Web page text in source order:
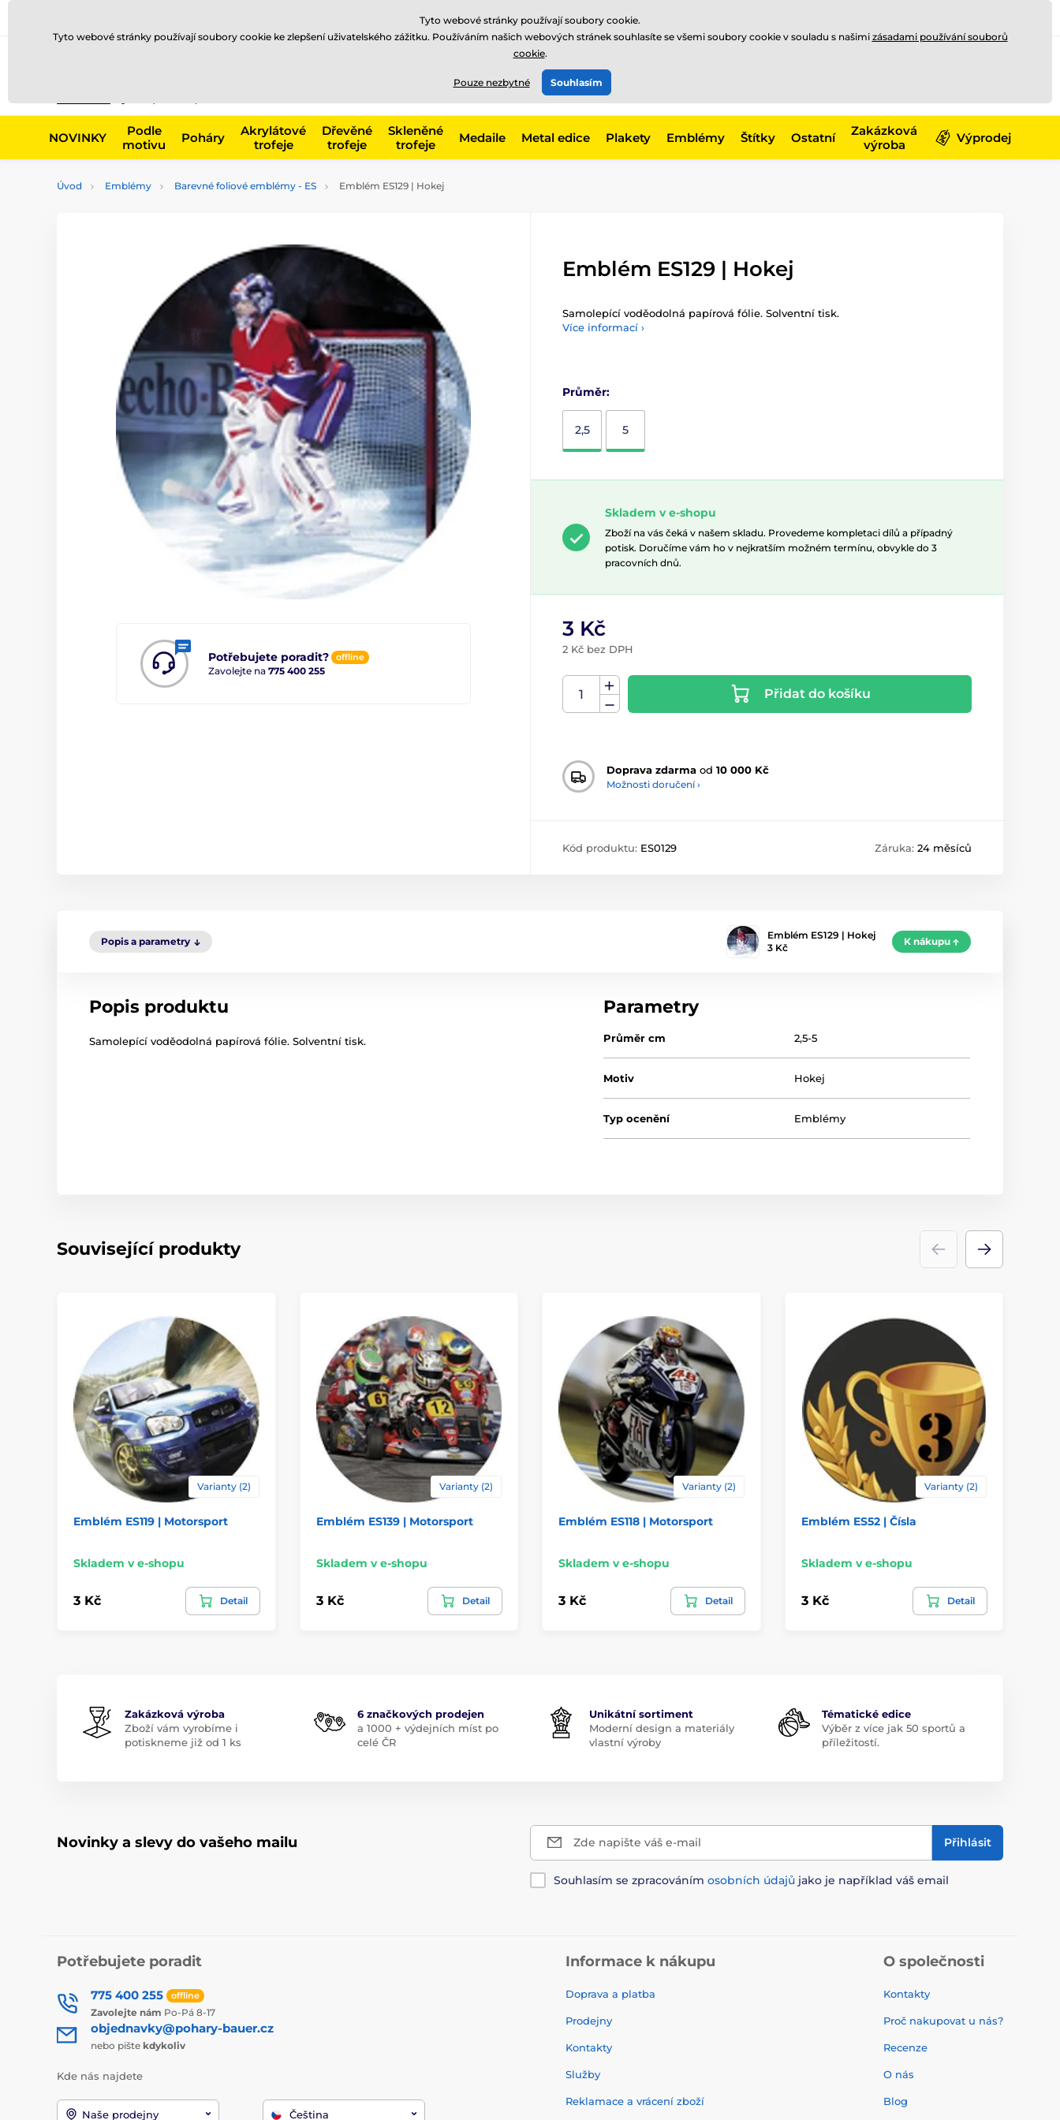
775 400 255
Zavolejte nám
NOVINKY
Podle
motivu
Poháry
Akrylátové
trofeje
Dřevěné
trofeje
Skleněné
trofeje
Medaile Metal edice Plakety Emblémy Štítky Ostatní
Zakázková
výroba
Výprodej
Úvod Emblémy Barevné foliové emblémy - ES Emblém ES129 | Hokej
Potřebujete poradit? offline
Zavolejte na 775 400 255
Emblém ES129 | Hokej
Samolepící voděodolná papírová fólie. Solventní tisk.
Více informací ›
Průměr:
2,5 5
Skladem v e-shopu
Zboží na vás čeká v našem skladu. Provedeme kompletaci dílů a případný
potisk. Doručíme vám ho v nejkratším možném termínu, obvykle do 3
pracovních dnů.
3 Kč
2 Kč bez DPH
Přidat do košíku
Doprava zdarma od 10 000 Kč
Možnosti doručení ›
Kód produktu: ES0129 Záruka: 24 měsíců
Popis a parametry
Emblém ES129 | Hokej
3 Kč
K nákupu
Popis produktu
Samolepící voděodolná papírová fólie. Solventní tisk.
Parametry
Průměr cm 2,5-5
Motiv Hokej
Typ ocenění Emblémy
Související produkty
Varianty (2)
Emblém ES119 | Motorsport
Skladem v e-shopu
3 Kč Detail
Varianty (2)
Emblém ES139 | Motorsport
Skladem v e-shopu
3 Kč Detail
Varianty (2)
Emblém ES118 | Motorsport
Skladem v e-shopu
3 Kč Detail
Varianty (2)
Emblém ES52 | Čísla
Skladem v e-shopu
3 Kč Detail
Zakázková výroba
Zboží vám vyrobíme i
potiskneme již od 1 ks
6 značkových prodejen
a 1000 + výdejních míst po
celé ČR
Unikátní sortiment
Moderní design a materiály
vlastní výroby
Tématické edice
Výběr z více jak 50 sportů a
příležitostí.
Novinky a slevy do vašeho mailu Zde napište váš e-mail Přihlásit
Souhlasím se zpracováním osobních údajů jako je například váš email
Potřebujete poradit
775 400 255 offline
Zavolejte nám Po-Pá 8-17
objednavky@pohary-bauer.cz
nebo pište kdykoliv
Kde nás najdete
Naše prodejny Čeština
Informace k nákupu
Doprava a platba
Prodejny
Kontakty
Služby
Reklamace a vrácení zboží
O společnosti
Kontakty
Proč nakupovat u nás?
Recenze
O nás
Blog
Tyto webové stránky používají soubory cookie.
Tyto webové stránky používají soubory cookie ke zlepšení uživatelského zážitku. Používáním našich webových stránek souhlasíte se všemi soubory cookie v souladu s našimi zásadami používání souborů
cookie.
Pouze nezbytné Souhlasím